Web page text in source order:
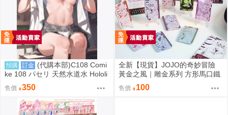
預購 訂金 (代購本部)C108 Comi
ke 108 パセリ 天然水道水 Hololi
ve 6期生 HoloX 沙花叉クロヱ 沙
花叉庫洛艾 沙花叉克蘿耶 雨海ル
カ C108數量限定新刊『TennenS
uidousui27(隨機簽名本)』
售價 350
全新【現貨】JOJO的奇妙冒險
黃金之風｜雕金系列 方形馬口鐵
徽章盲盒(全16款)
售價 100